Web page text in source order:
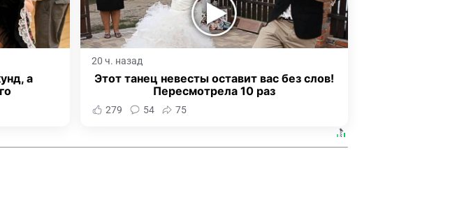
а
20 ч. назад
Этот танец невесты оставит вас без слов!
Пересмотрела 10 раз
279 54 75